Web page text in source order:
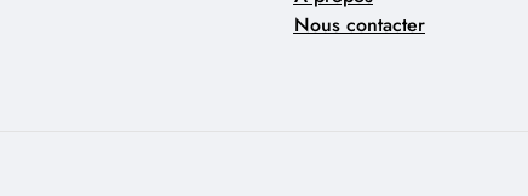
Nous contacter